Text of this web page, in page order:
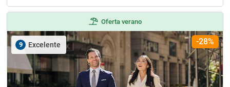
Oferta verano
9 Excelente -28%